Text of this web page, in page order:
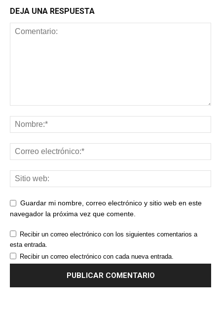
DEJA UNA RESPUESTA
Guardar mi nombre, correo electrónico y sitio web en este
navegador la próxima vez que comente.
Recibir un correo electrónico con los siguientes comentarios a
esta entrada.
Recibir un correo electrónico con cada nueva entrada.